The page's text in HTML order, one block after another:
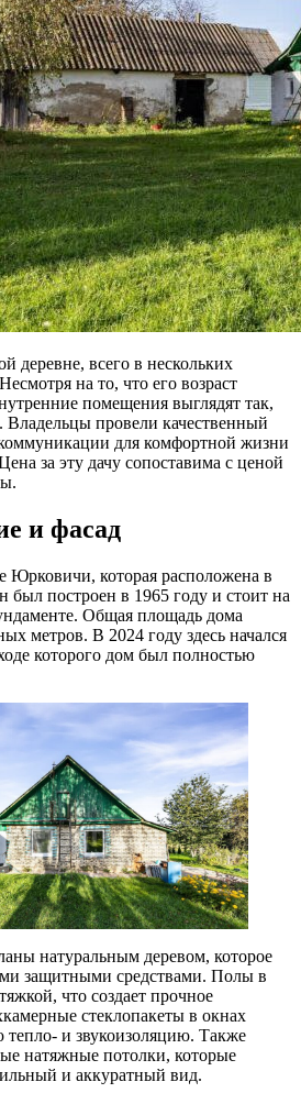
всего в нескольких
на то, что его возраст
помещения выглядят так,
Владельцы провели качественный
для комфортной жизни
за эту дачу сопоставима с ценой
и фасад
Юрковичи, которая расположена в
построен в 1965 году и стоит на
Общая площадь дома
метров. В 2024 году здесь начался
которого дом был полностью
натуральным деревом, которое
защитными средствами. Полы в
что создает прочное
стеклопакеты в окнах
и звукоизоляцию. Также
натяжные потолки, которые
и аккуратный вид.